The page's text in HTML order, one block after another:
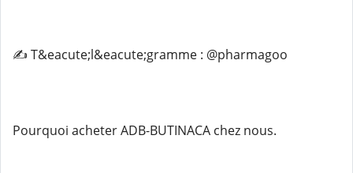
✍️ T&eacute;l&eacute;gramme : @pharmagoo
Pourquoi acheter ADB-BUTINACA chez nous.